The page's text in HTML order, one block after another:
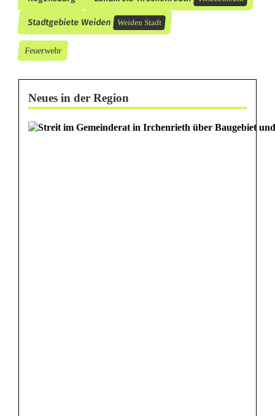
Stadtgebiete Weiden Weiden Stadt
Feuerwehr
Neues in der Region